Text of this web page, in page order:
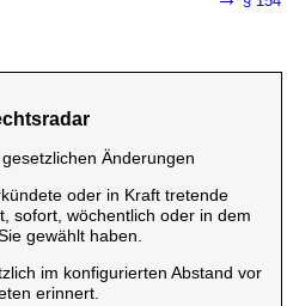
Änderungen
oder in Kraft tretende
sofort, wöchentlich oder in dem
gewählt haben.
im konfigurierten Abstand vor
erinnert.